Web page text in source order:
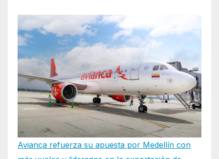
Avianca refuerza su apuesta por Medellín con